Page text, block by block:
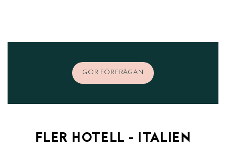
GÖR FÖRFRÅGAN
FLER HOTELL - ITALIEN